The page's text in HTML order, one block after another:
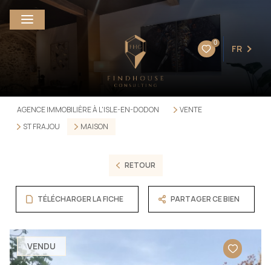
0
FR
AGENCE IMMOBILIÈRE À L'ISLE-EN-DODON
VENTE
ST FRAJOU
MAISON
RETOUR
TÉLÉCHARGER LA FICHE PARTAGER CE BIEN
VENDU